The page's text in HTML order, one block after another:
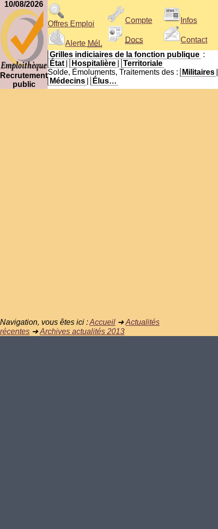
10/08/2026
Recrutement
public
Offres Emploi
Alerte Mél.
Compte
Docs
Infos
Contact
Grilles indiciaires de la fonction publique :
État
Hospitalière
Territoriale
Solde, Émoluments, Traitements des :
Militaires
Médecins
Élus…
Navigation, vous êtes ici :Accueil ➜Actualités
récentes ➜Archives actualités 2013